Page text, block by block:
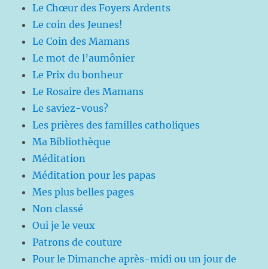
Le Chœur des Foyers Ardents
Le coin des Jeunes!
Le Coin des Mamans
Le mot de l’aumônier
Le Prix du bonheur
Le Rosaire des Mamans
Le saviez-vous?
Les prières des familles catholiques
Ma Bibliothèque
Méditation
Méditation pour les papas
Mes plus belles pages
Non classé
Oui je le veux
Patrons de couture
Pour le Dimanche après-midi ou un jour de